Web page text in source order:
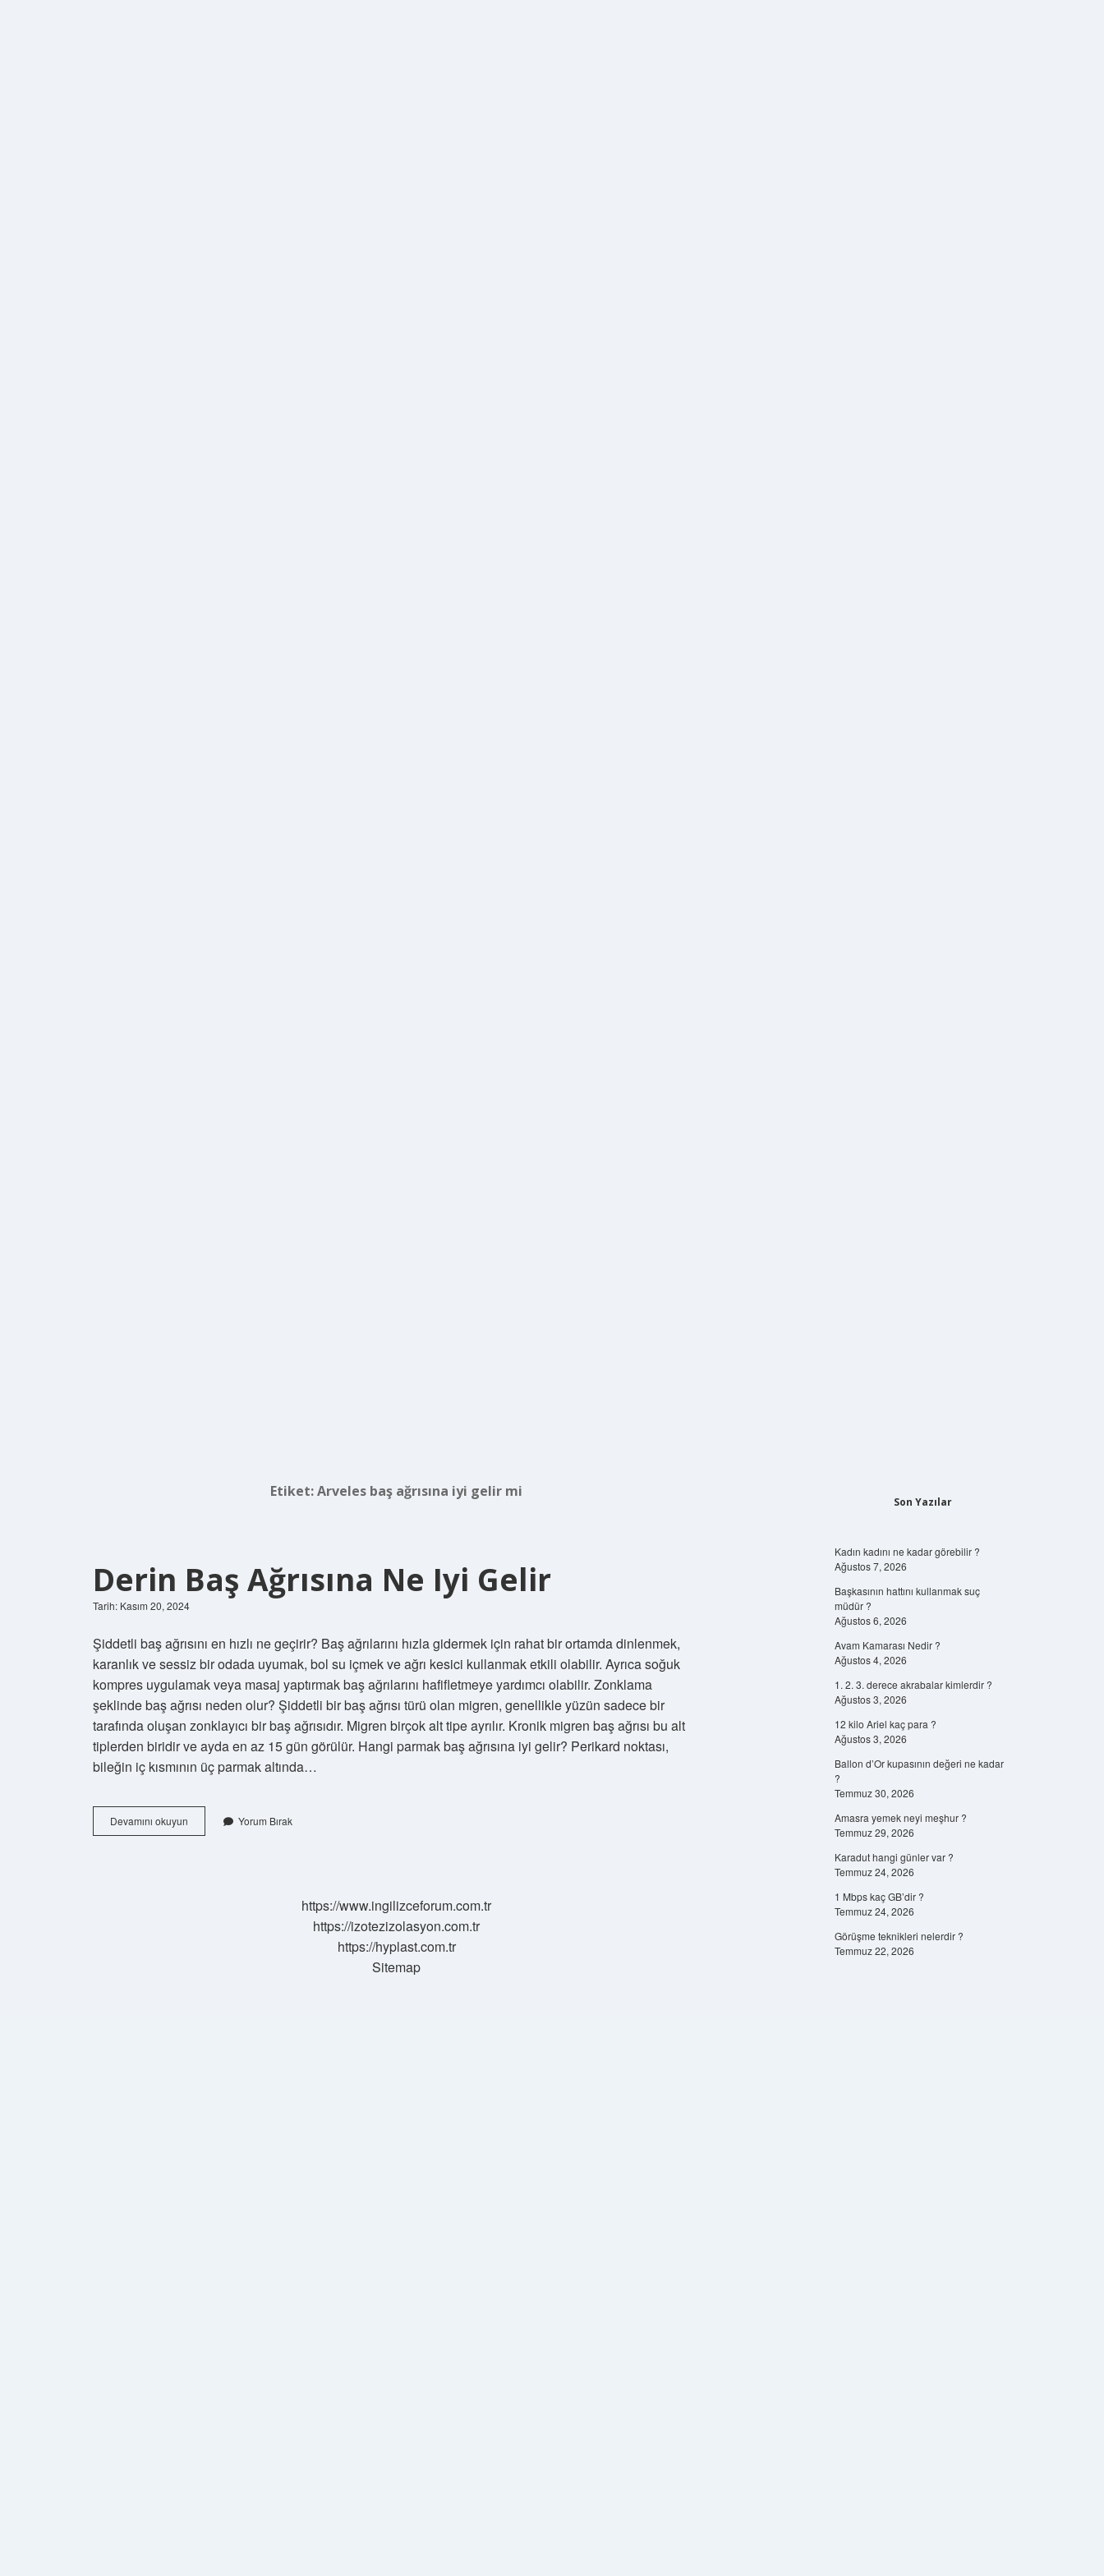
Etiket:Arveles baş ağrısına iyi gelir mi
Derin Baş Ağrısına Ne Iyi Gelir
Tarih: Kasım 20, 2024
Şiddetli baş ağrısını en hızlı ne geçirir? Baş ağrılarını hızla gidermek için rahat bir ortamda dinlenmek,
karanlık ve sessiz bir odada uyumak, bol su içmek ve ağrı kesici kullanmak etkili olabilir. Ayrıca soğuk
kompres uygulamak veya masaj yaptırmak baş ağrılarını hafifletmeye yardımcı olabilir. Zonklama
şeklinde baş ağrısı neden olur? Şiddetli bir baş ağrısı türü olan migren, genellikle yüzün sadece bir
tarafında oluşan zonklayıcı bir baş ağrısıdır. Migren birçok alt tipe ayrılır. Kronik migren baş ağrısı bu alt
tiplerden biridir ve ayda en az 15 gün görülür. Hangi parmak baş ağrısına iyi gelir? Perikard noktası,
bileğin iç kısmının üç parmak altında…
Devamını okuyun
Baş
Yorum Bırak
https://www.ingilizceforum.com.tr
https://izotezizolasyon.com.tr
https://hyplast.com.tr
Sitemap
Son Yazılar
Kadın kadını ne kadar görebilir ?
Ağustos 7, 2026
Başkasının hattını kullanmak suç
müdür ?
Ağustos 6, 2026
Avam Kamarası Nedir ?
Ağustos 4, 2026
1. 2. 3. derece akrabalar kimlerdir ?
Ağustos 3, 2026
12 kilo Ariel kaç para ?
Ağustos 3, 2026
Ballon d’Or kupasının değeri ne kadar
?
Temmuz 30, 2026
Amasra yemek neyi meşhur ?
Temmuz 29, 2026
Karadut hangi günler var ?
Temmuz 24, 2026
1 Mbps kaç GB’dir ?
Temmuz 24, 2026
Görüşme teknikleri nelerdir ?
Temmuz 22, 2026